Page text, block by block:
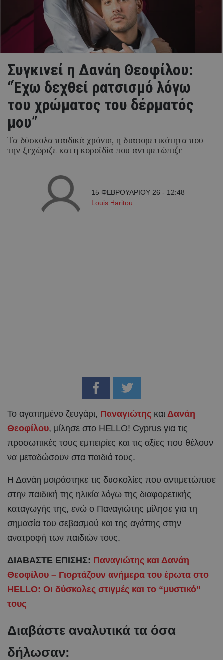
Συγκινεί η Δανάη Θεοφίλου:
“Έχω δεχθεί ρατσισμό λόγω
του χρώματος του δέρματός
μου”
Τα δύσκολα παιδικά χρόνια, η διαφορετικότητα που
την ξεχώριζε και η κοροϊδία που αντιμετώπιζε
15 ΦΕΒΡΟΥΑΡΙΟΥ 26 - 12:48
Louis Haritou
Το αγαπημένο ζευγάρι, Παναγιώτης και Δανάη
Θεοφίλου, μίλησε στο HELLO! Cyprus για τις
προσωπικές τους εμπειρίες και τις αξίες που θέλουν
να μεταδώσουν στα παιδιά τους.
Η Δανάη μοιράστηκε τις δυσκολίες που αντιμετώπισε
στην παιδική της ηλικία λόγω της διαφορετικής
καταγωγής της, ενώ ο Παναγιώτης μίλησε για τη
σημασία του σεβασμού και της αγάπης στην
ανατροφή των παιδιών τους.
ΔΙΑΒΑΣΤΕ ΕΠΙΣΗΣ: Παναγιώτης και Δανάη
Θεοφίλου – Γιορτάζουν ανήμερα του έρωτα στο
HELLO: Οι δύσκολες στιγμές και το “μυστικό”
τους
Διαβάστε αναλυτικά τα όσα
δήλωσαν: